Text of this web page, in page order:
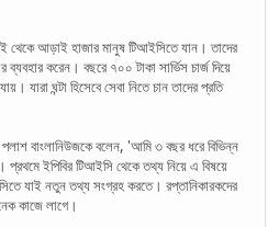
থেকে আড়াই হাজার মানুষ টিআইসিতে যান। তাদের
করেন। বছরে ৭০০ টাকা সার্ভিস চার্জ দিয়ে
যারা ঘন্টা হিসেবে সেবা নিতে চান তাদের প্রতি
বাংলানিউজকে বলেন, 'আমি ৩ বছর ধরে বিভিন্ন
ইপিবির টিআইসি থেকে তথ্য নিয়ে এ বিষয়ে
যাই নতুন তথ্য সংগ্রহ করতে। রপ্তানিকারকদের
কাজে লাগে।